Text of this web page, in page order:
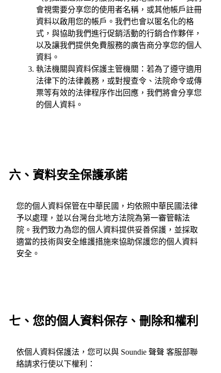
會視需要分享您的使用者名稱，或其他帳戶註冊
資料以啟用您的帳戶。我們也會以匿名化的格
式，與協助我們進行促銷活動的行銷合作夥伴，
以及讓我們提供免費服務的廣告商分享您的個人
資料。
執法機關與資料保護主管機關：若為了遵守適用
法律下的法律義務，或對搜查令、法院命令或傳
票等有效的法律程序作出回應，我們將會分享您
的個人資料。
六、資料安全保護承諾
您的個人資料保管在中華民國，均依照中華民國法律
予以處理，並以台灣台北地方法院為第一審管轄法
院。我們致力為您的個人資料提供妥善保護，並採取
適當的技術與安全維護措施來協助保護您的個人資料
安全。
七、您的個人資料保存、刪除和權利
依個人資料保護法，您可以與 Soundie 聲聲 客服部聯
絡請求行使以下權利：